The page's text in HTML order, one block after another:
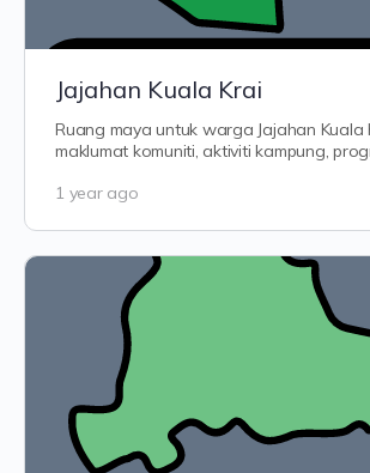
Jajahan Kuala Krai
Ruang maya untuk warga Jajahan Kuala
maklumat komuniti, aktiviti kampung,
1 year ago